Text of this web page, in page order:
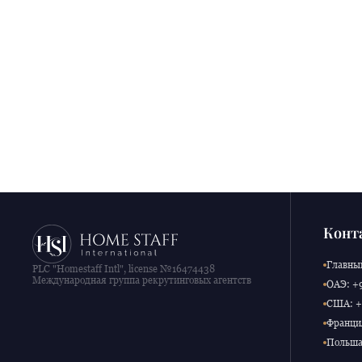
PLC "Homestaff Intl", license №16474438
Международная группа рекрутинговых агентств
ОАЭ:
США: